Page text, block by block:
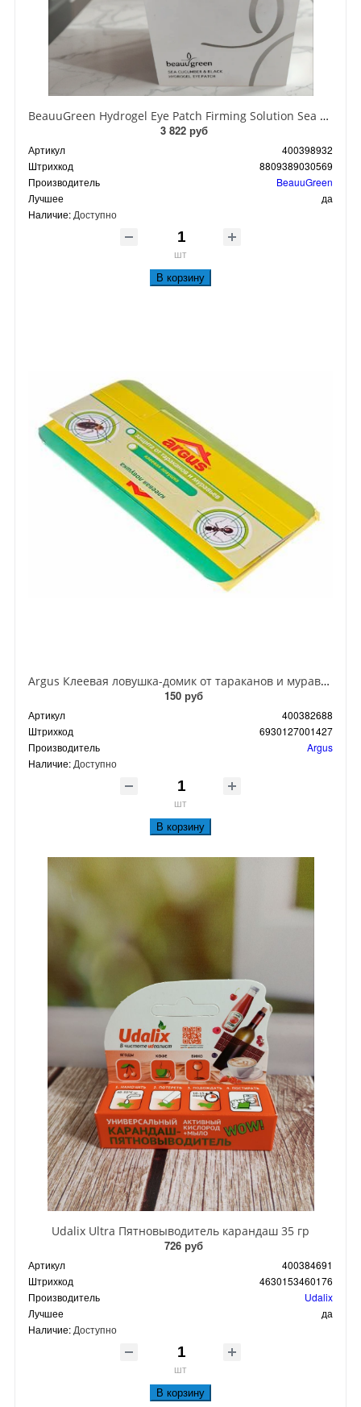
BeauuGreen Hydrogel Eye Patch Firming Solution Sea Cocumber & Black Гидрогелевые патчи для кожи вокруг глаз с экстрактом черного морского огурца 60 шт 90 гр
3 822 руб
Артикул
400398932
Штрихкод
8809389030569
Производитель
BeauuGreen
Лучшее
да
Наличие: Доступно
шт
В корзину
Argus Клеевая ловушка-домик от тараканов и муравьев
150 руб
Артикул
400382688
Штрихкод
6930127001427
Производитель
Argus
Наличие: Доступно
шт
В корзину
Udalix Ultra Пятновыводитель карандаш 35 гр
726 руб
Артикул
400384691
Штрихкод
4630153460176
Производитель
Udalix
Лучшее
да
Наличие: Доступно
шт
В корзину